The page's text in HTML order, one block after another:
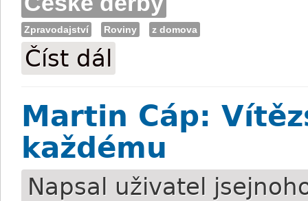
Zpravodajství Roviny z domova
Číst dál
Martin Cáp:
každému
Napsal uživatel